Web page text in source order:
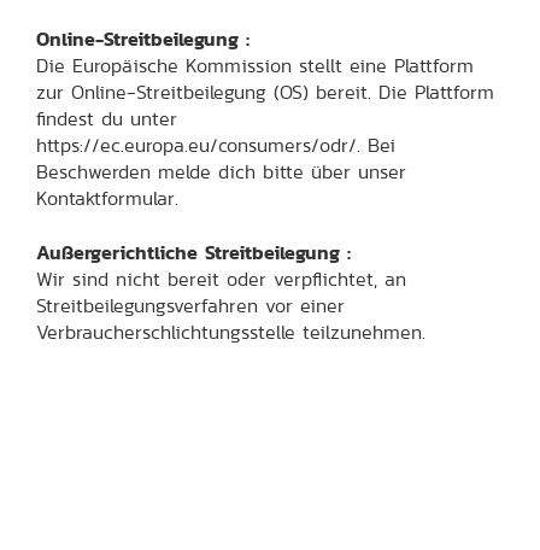
Online-Streitbeilegung :
Die Europäische Kommission stellt eine Plattform
zur Online-Streitbeilegung (OS) bereit. Die Plattform
findest du unter
https://ec.europa.eu/consumers/odr/. Bei
Beschwerden melde dich bitte über unser
Kontaktformular.
Außergerichtliche Streitbeilegung :
Wir sind nicht bereit oder verpflichtet, an
Streitbeilegungsverfahren vor einer
Verbraucherschlichtungsstelle teilzunehmen.